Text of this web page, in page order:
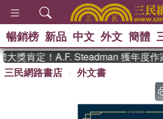
、
念華 、 台
暢銷榜 新品 中文 外文 簡體
獎肯定！A.F. Steadman 獲年度作
三民網路書店
外文書